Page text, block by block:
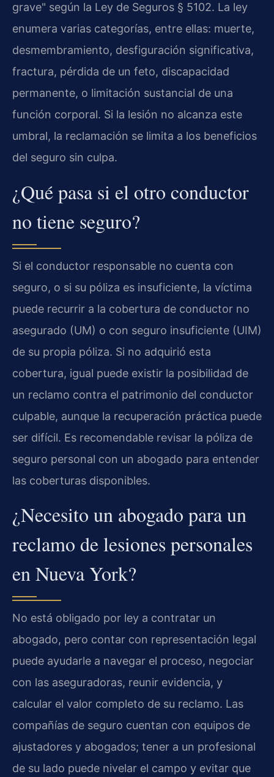
grave" según la Ley de Seguros § 5102. La ley
enumera varias categorías, entre ellas: muerte,
desmembramiento, desfiguración significativa,
fractura, pérdida de un feto, discapacidad
permanente, o limitación sustancial de una
función corporal. Si la lesión no alcanza este
umbral, la reclamación se limita a los beneficios
del seguro sin culpa.
¿Qué pasa si el otro conductor
no tiene seguro?
Si el conductor responsable no cuenta con
seguro, o si su póliza es insuficiente, la víctima
puede recurrir a la cobertura de conductor no
asegurado (UM) o con seguro insuficiente (UIM)
de su propia póliza. Si no adquirió esta
cobertura, igual puede existir la posibilidad de
un reclamo contra el patrimonio del conductor
culpable, aunque la recuperación práctica puede
ser difícil. Es recomendable revisar la póliza de
seguro personal con un abogado para entender
las coberturas disponibles.
¿Necesito un abogado para un
reclamo de lesiones personales
en Nueva York?
No está obligado por ley a contratar un
abogado, pero contar con representación legal
puede ayudarle a navegar el proceso, negociar
con las aseguradoras, reunir evidencia, y
calcular el valor completo de su reclamo. Las
compañías de seguro cuentan con equipos de
ajustadores y abogados; tener a un profesional
de su lado puede nivelar el campo y evitar que